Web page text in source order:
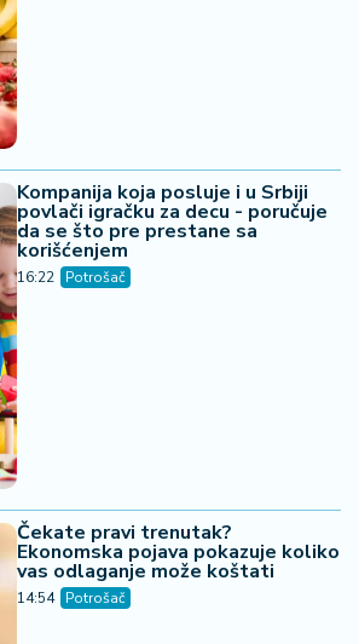
Kompanija koja posluje i u Srbiji
povlači igračku za decu - poručuje
da se što pre prestane sa
korišćenjem
16:22 Potrošač
Čekate pravi trenutak?
Ekonomska pojava pokazuje koliko
vas odlaganje može koštati
14:54 Potrošač